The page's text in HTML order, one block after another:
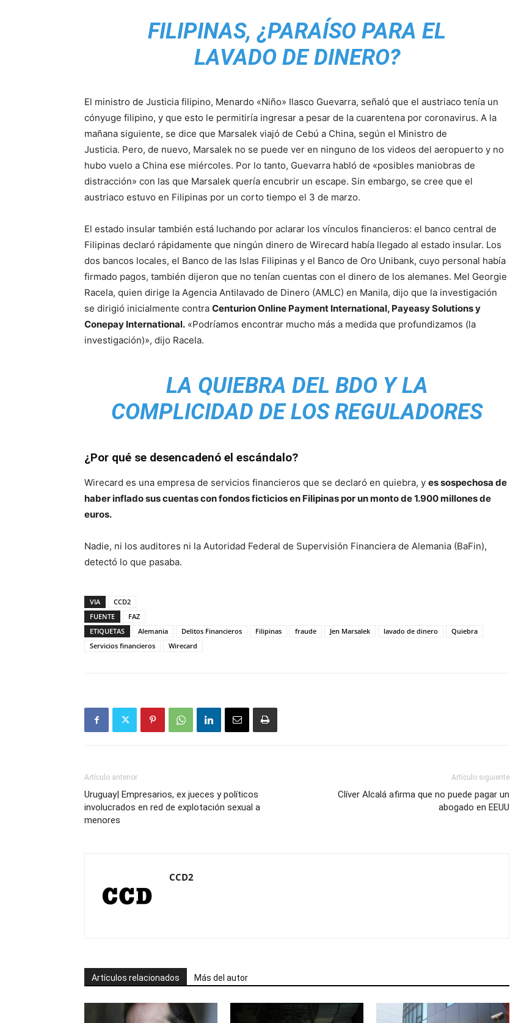
FILIPINAS, ¿PARAÍSO PARA EL
LAVADO DE DINERO?
El ministro de Justicia filipino, Menardo «Niño» Ilasco Guevarra, señaló que el austriaco tenía un
cónyuge filipino, y que esto le permitiría ingresar a pesar de la cuarentena por coronavirus. A la
mañana siguiente, se dice que Marsalek viajó de Cebú a China, según el Ministro de
Justicia. Pero, de nuevo, Marsalek no se puede ver en ninguno de los videos del aeropuerto y no
hubo vuelo a China ese miércoles. Por lo tanto, Guevarra habló de «posibles maniobras de
distracción» con las que Marsalek quería encubrir un escape. Sin embargo, se cree que el
austriaco estuvo en Filipinas por un corto tiempo el 3 de marzo.
El estado insular también está luchando por aclarar los vínculos financieros: el banco central de
Filipinas declaró rápidamente que ningún dinero de Wirecard había llegado al estado insular. Los
dos bancos locales, el Banco de las Islas Filipinas y el Banco de Oro Unibank, cuyo personal había
firmado pagos, también dijeron que no tenían cuentas con el dinero de los alemanes. Mel Georgie
Racela, quien dirige la Agencia Antilavado de Dinero (AMLC) en Manila, dijo que la investigación
se dirigió inicialmente contra Centurion Online Payment International, Payeasy Solutions y
Conepay International. «Podríamos encontrar mucho más a medida que profundizamos (la
investigación)», dijo Racela.
LA QUIEBRA DEL BDO Y LA
COMPLICIDAD DE LOS REGULADORES
¿Por qué se desencadenó el escándalo?
Wirecard es una empresa de servicios financieros que se declaró en quiebra, y es sospechosa de
haber inflado sus cuentas con fondos ficticios en Filipinas por un monto de 1.900 millones de
euros.
Nadie, ni los auditores ni la Autoridad Federal de Supervisión Financiera de Alemania (BaFin),
detectó lo que pasaba.
VIA
CCD2
FUENTE
FAZ
ETIQUETAS
Alemania Delitos Financieros Filipinas fraude Jen Marsalek lavado de dinero
Quiebra
Servicios financieros
Wirecard
Artículo anterior
Uruguay| Empresarios, ex jueces y políticos
involucrados en red de explotación sexual a
menores
Artículo siguiente
Clíver Alcalá afirma que no puede pagar un
abogado en EEUU
CCD2
Artículos relacionados Más del autor